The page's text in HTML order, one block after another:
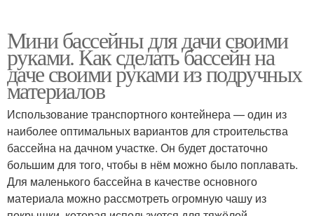
Мини бассейны для дачи своими
руками. Как сделать бассейн на
даче своими руками из подручных
материалов
Использование транспортного контейнера — один из
наиболее оптимальных вариантов для строительства
бассейна на дачном участке. Он будет достаточно
большим для того, чтобы в нём можно было поплавать.
Для маленького бассейна в качестве основного
материала можно рассмотреть огромную чашу из